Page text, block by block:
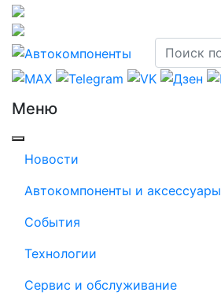
Меню
Новости
Автокомпоненты и аксессуары
События
Технологии
Сервис и обслуживание